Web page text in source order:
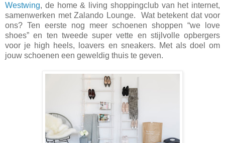
Westwing, de home & living shoppingclub van het internet,
samenwerken met Zalando Lounge. Wat betekent dat voor
ons? Ten eerste nog meer schoenen shoppen “we love
shoes” en ten tweede super vette en stijlvolle opbergers
voor je high heels, loavers en sneakers. Met als doel om
jouw schoenen een geweldig thuis te geven.